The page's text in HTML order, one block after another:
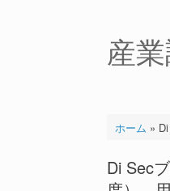
産
ホーム »
Di Sec